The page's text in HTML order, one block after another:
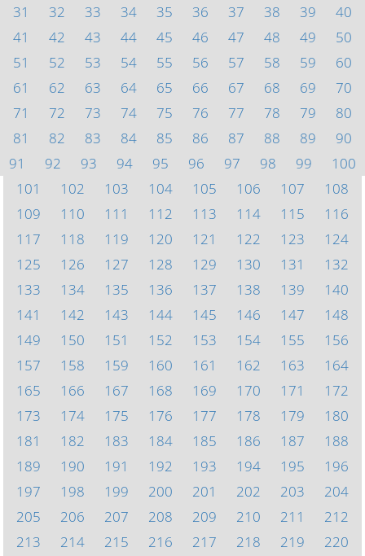
31
32 33 34 35 36 37 38 39
40
41
42 43 44 45 46 47 48 49
50
51
52 53 54 55 56 57 58 59
60
61
62 63 64 65 66 67 68 69
70
71
72 73 74 75 76 77 78 79
80
81
82 83 84 85 86 87 88 89
90
91
92 93 94 95 96 97 98 99
100
101
102 103 104 105 106 107
108
109
110 111 112 113 114 115
116
117
118 119 120 121 122 123
124
125
126 127 128 129 130 131
132
133
134 135 136 137 138 139
140
141
142 143 144 145 146 147
148
149
150 151 152 153 154 155
156
157
158 159 160 161 162 163
164
165
166 167 168 169 170 171
172
173
174 175 176 177 178 179
180
181
182 183 184 185 186 187
188
189
190 191 192 193 194 195
196
197
198 199 200 201 202 203
204
205
206 207 208 209 210 211
212
213
214 215 216 217 218 219
220